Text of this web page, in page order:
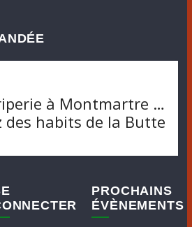
à Montmartre …
des habits de la Butte
PROCHAINS
ÉVÈNEMENTS